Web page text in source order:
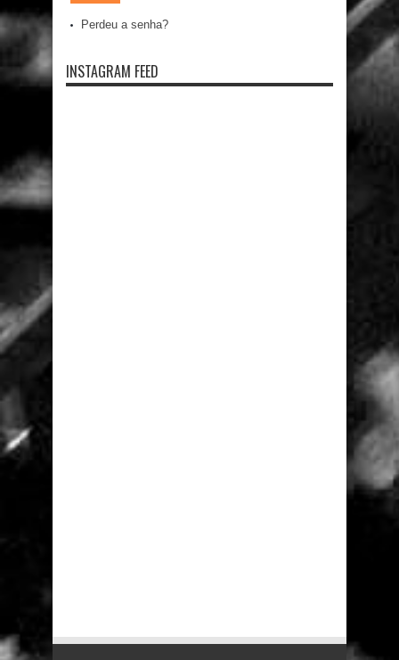
Perdeu a senha?
INSTAGRAM FEED